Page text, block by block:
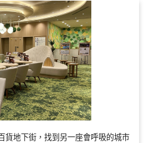
貨地下街，找到另一座會呼吸的城市